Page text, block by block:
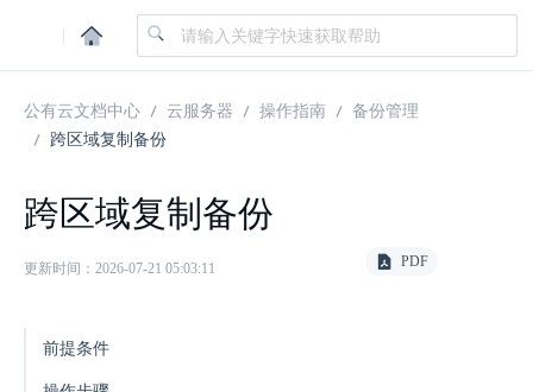
|
公有云文档中心 云服务器 操作指南
备份管理
跨区域复制备份
跨区域复制备份
更新时间：2026-07-21 05:03:11 PDF
前提条件